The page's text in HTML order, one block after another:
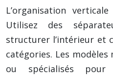
L’organisation
Utilisez des
structurer l’intérieur et
catégories. Les
ou spécialisés